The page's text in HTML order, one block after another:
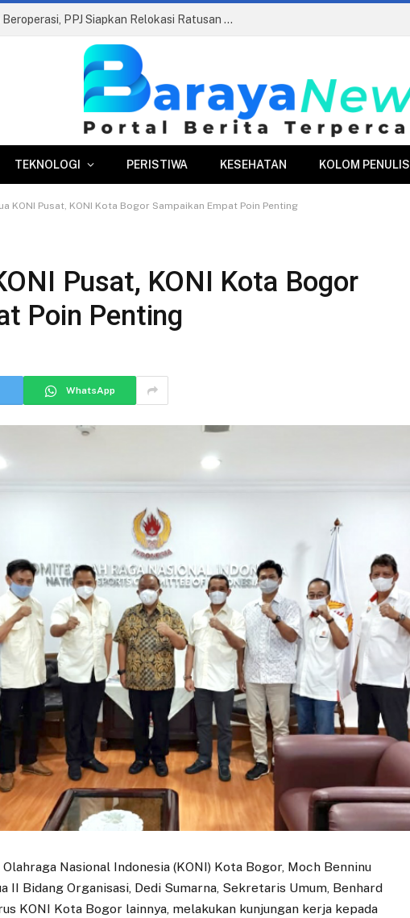
Pasar Merdeka Segera Beroperasi, PPJ Siapkan Relokasi Ratusan Pedagang dan PKL
TEKNOLOGI PERISTIWA KESEHATAN KOLOM PENULIS
KONI Pusat, KONI Kota Bogor Sampaikan Empat Poin Penting
Pusat, KONI Kota Bogor
Poin Penting
WhatsApp
Nasional Indonesia (KONI) Kota Bogor, Moch Benninu
II Bidang Organisasi, Dedi Sumarna, Sekretaris Umum, Benhard
KONI Kota Bogor lainnya, melakukan kunjungan kerja kepada